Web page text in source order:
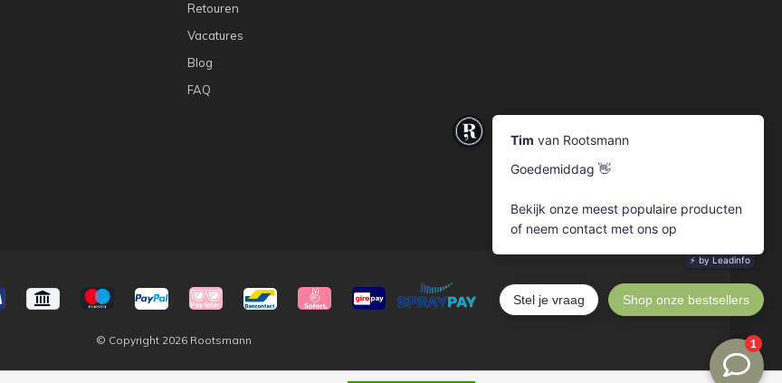
Retouren
Vacatures
Blog
FAQ
© Copyright 2026 Rootsmann